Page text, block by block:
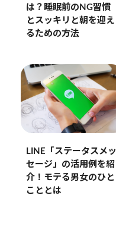
は？睡眠前のNG習慣
とスッキリと朝を迎え
るための方法
LINE「ステータスメッ
セージ」の活用例を紹
介！モテる男女のひと
こととは